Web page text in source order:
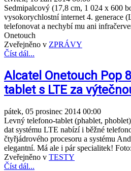
Sedmipalcový (17,8 cm, 1 024 x 600
vysokorychlostní internet 4. generace
telefonovat a nechybí mu ani
Onetouch
Zveřejněno v ZPRÁVY
Číst dál...
Alcatel Onetouch Pop
tablet s LTE za
pátek, 05 prosinec 2014 00:00
Levný telefono-tablet (phablet,
dat systému LTE nabízí i běžné
čtyřjádrového procesoru a systému
elegantní. Má ale i pár specialitek!
Zveřejněno v TESTY
Číst dál...